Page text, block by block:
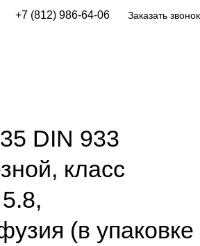
+7 (812) 986-64-06 Заказать звонок
DIN 933
класс
(в упаковке